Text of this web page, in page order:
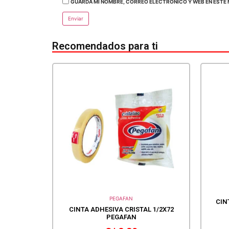
GUARDA MI NOMBRE, CORREO ELECTRÓNICO Y WEB EN
Recomendados para ti
PEGAFAN
CINTA ADHESIVA CRISTAL 1/2X72
PEGAFAN